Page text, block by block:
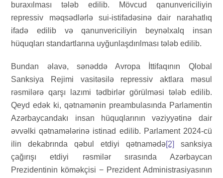
buraxılması tələb edilib. Mövcud qanunvericiliyin
repressiv məqsədlərlə sui-istifadəsinə dair narahatlıq
ifadə edilib və qanunvericiliyin beynəlxalq insan
hüquqları standartlarına uyğunlaşdırılması tələb edilib.
Bundan əlavə, sənəddə Avropa İttifaqının Qlobal
Sanksiya Rejimi vasitəsilə repressiv aktlara məsul
rəsmilərə qarşı lazımi tədbirlər görülməsi tələb edilib.
Qeyd edək ki, qətnamənin preambulasında Parlamentin
Azərbaycandakı insan hüquqlarının vəziyyətinə dair
əvvəlki qətnamələrinə istinad edilib. Parlament 2024-cü
ilin dekabrında qəbul etdiyi qətnamədə[2]
sanksiya
çağırışı etdiyi rəsmilər sırasında Azərbaycan
Prezidentinin köməkçisi − Prezident Administrasiyasının